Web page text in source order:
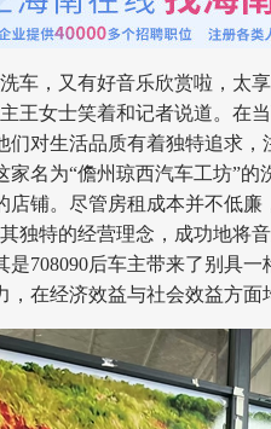
，又有好音乐欣赏啦，太享
王女士笑着和记者说道。在
们对生活品质有着独特追求
家名为“儋州琼西汽车工坊”
店铺。尽管房租成本并不低
独特的经营理念，成功地将
是708090后车主带来了别具
，在经济效益与社会效益方面